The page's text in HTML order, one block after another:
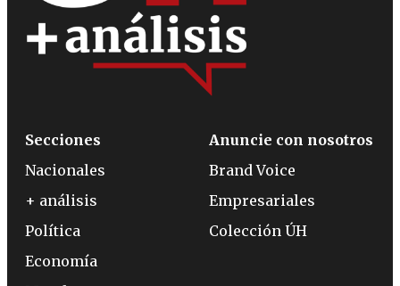
Secciones
Nacionales
+ análisis
Política
Economía
Anuncie con nosotros
Brand Voice
Empresariales
Colección ÚH